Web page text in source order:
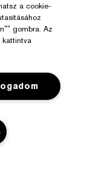
a cookie-
gombra. Az
kattintva